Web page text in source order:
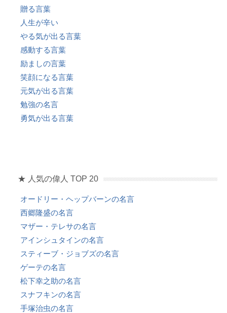
贈る言葉
人生が辛い
やる気が出る言葉
感動する言葉
励ましの言葉
笑顔になる言葉
元気が出る言葉
勉強の名言
勇気が出る言葉
★ 人気の偉人 TOP 20
オードリー・ヘップバーンの名言
西郷隆盛の名言
マザー・テレサの名言
アインシュタインの名言
スティーブ・ジョブズの名言
ゲーテの名言
松下幸之助の名言
スナフキンの名言
手塚治虫の名言